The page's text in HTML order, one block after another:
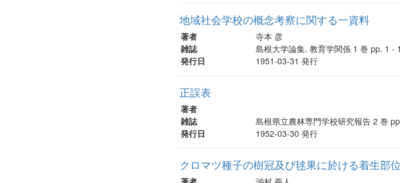
地域社会学校の概念考察に関する一資料
著者
寺本 彦
雑誌
島根大学論集. 教育学関係 1 巻 pp. 1 -
発行日
1951-03-31 発行
正誤表
著者
雑誌
島根県立農林専門学校研究報告 2 巻
発行日
1952-03-30 発行
クロマツ種子の樹冠及び毬果に於ける着生部